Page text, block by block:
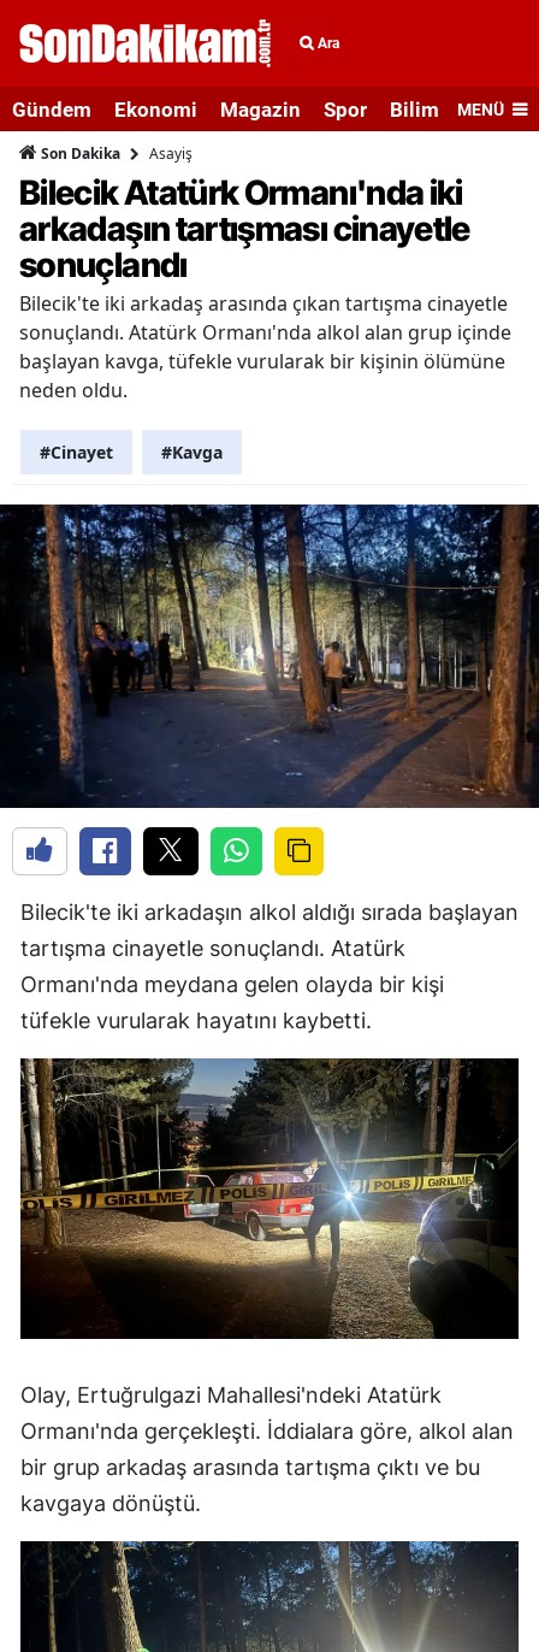
Ara
Gündem Ekonomi Magazin Spor Bilim veMENÜ
Son Dakika Asayiş
Bilecik Atatürk Ormanı'nda iki
arkadaşın tartışması cinayetle
sonuçlandı
Bilecik'te iki arkadaş arasında çıkan tartışma cinayetle
sonuçlandı. Atatürk Ormanı'nda alkol alan grup içinde
başlayan kavga, tüfekle vurularak bir kişinin ölümüne
neden oldu.
#Cinayet #Kavga
Bilecik'te iki arkadaşın alkol aldığı sırada başlayan
tartışma cinayetle sonuçlandı. Atatürk
Ormanı'nda meydana gelen olayda bir kişi
tüfekle vurularak hayatını kaybetti.
Olay, Ertuğrulgazi Mahallesi'ndeki Atatürk
Ormanı'nda gerçekleşti. İddialara göre, alkol alan
bir grup arkadaş arasında tartışma çıktı ve bu
kavgaya dönüştü.